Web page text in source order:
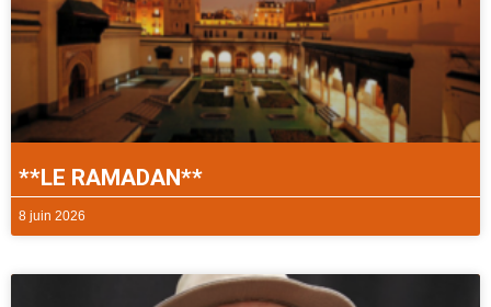
**LE RAMADAN**
8 juin 2026